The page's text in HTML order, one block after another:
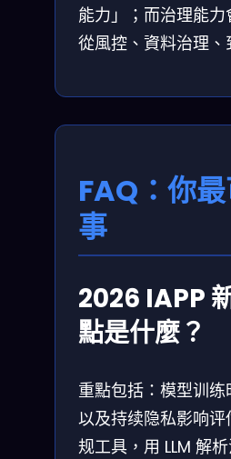
能力」；而治理能
從風控、資料治理、
FAQ：你
事
2026 IAPP
點是什麼？
重點包括：模型训
以及持续隐私影响
规工具，用 LLM 解